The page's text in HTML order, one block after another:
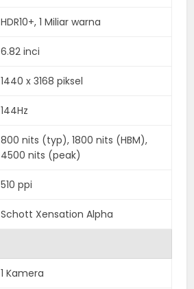
HDR10+, 1 Miliar warna
6.82 inci
1440 x 3168 piksel
144Hz
800 nits (typ), 1800 nits (HBM),
4500 nits (peak)
510 ppi
Schott Xensation Alpha
1 Kamera